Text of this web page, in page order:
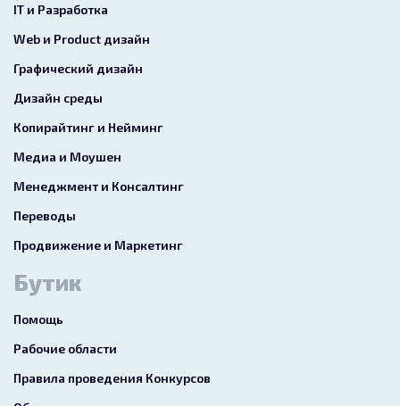
IT и Разработка
Web и Product дизайн
Графический дизайн
Дизайн среды
Копирайтинг и Нейминг
Медиа и Моушен
Менеджмент и Консалтинг
Переводы
Продвижение и Маркетинг
Бутик
Помощь
Рабочие области
Правила проведения Конкурсов